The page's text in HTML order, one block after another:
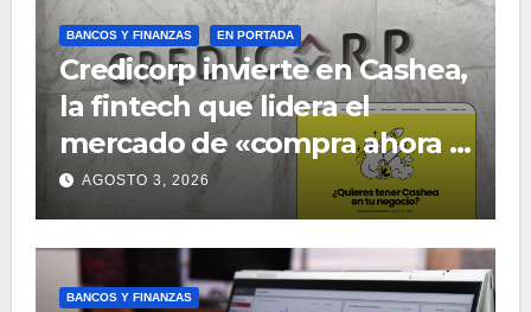
BANCOS Y FINANZAS EN PORTADA
Credicorp invierte en Cashea,
la fintech que lidera el
mercado de «compra ahora y
paga después» en Venezuela
AGOSTO 3, 2026
BANCOS Y FINANZAS